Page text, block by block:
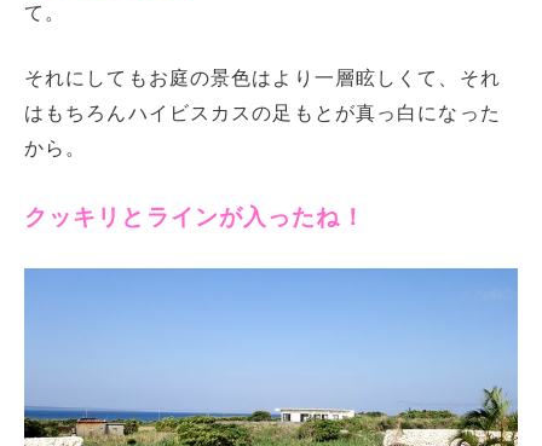
て。
それにしてもお庭の景色はより一層眩しくて、それ
はもちろんハイビスカスの足もとが真っ白になった
から。
クッキリとラインが入ったね！